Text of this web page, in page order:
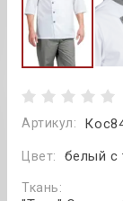
Артикул:
Цвет: белый с
Ткань: